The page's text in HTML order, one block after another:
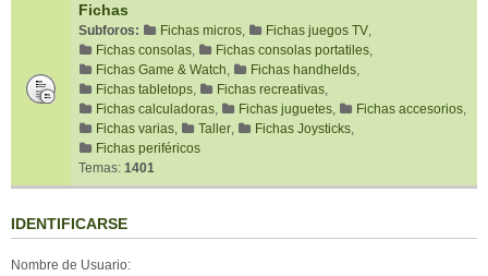
Fichas
Subforos: Fichas micros, Fichas juegos TV,
Fichas consolas, Fichas consolas portatiles,
Fichas Game & Watch, Fichas handhelds,
Fichas tabletops, Fichas recreativas,
Fichas calculadoras, Fichas juguetes, Fichas accesorios,
Fichas varias, Taller, Fichas Joysticks,
Fichas periféricos
Temas: 1401
IDENTIFICARSE
Nombre de Usuario: